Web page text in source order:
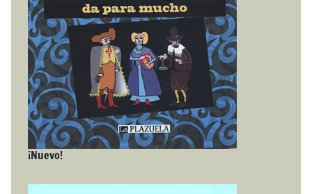
¡Nuevo!